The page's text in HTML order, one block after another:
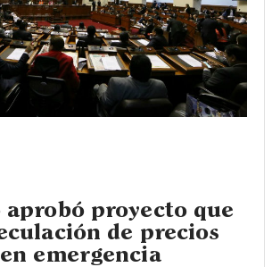
aprobó proyecto que
de precios
emergencia